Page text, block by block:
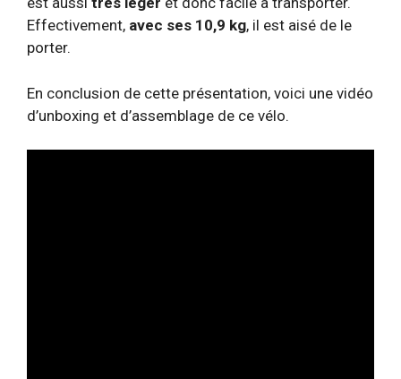
Effectivement, avec ses 10,9 kg, il est aisé de le
porter.
En conclusion de cette présentation, voici une vidéo
d’unboxing et d’assemblage de ce vélo.